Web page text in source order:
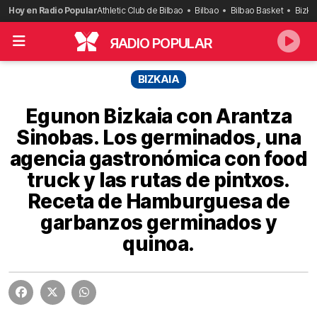
Saltar
al
contenido
Hoy en Radio PopularAthletic Club de Bilbao Bilbao Bilbao Basket
RADIO POPULAR
BIZKAIA
Egunon Bizkaia con Arantza
Sinobas. Los germinados, una
agencia gastronómica con food
truck y las rutas de pintxos.
Receta de Hamburguesa de
garbanzos germinados y
quinoa.